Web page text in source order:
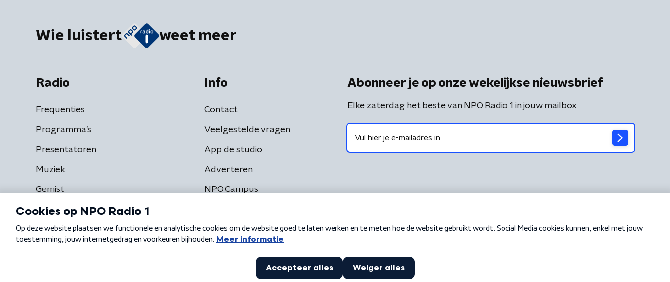
Wie luistert weet meer
Radio
Frequenties
Programma's
Presentatoren
Muziek
Gemist
Info
Contact
Veelgestelde vragen
App de studio
Adverteren
NPO Campus
Abonneer je op onze wekelijkse nieuwsbrief
Elke zaterdag het beste van NPO Radio 1 in jouw mailbox
Algemene voorwaarden Privacybeleid